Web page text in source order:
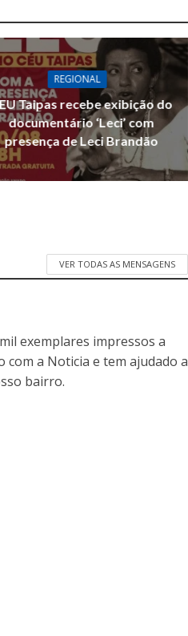
REGIONAL
Taipas recebe exibição do
documentário ‘Leci’ com
presença de Leci Brandão
VER TODAS AS MENSAGENS
exemplares impressos a
a Noticia e tem ajudado a
bairro.